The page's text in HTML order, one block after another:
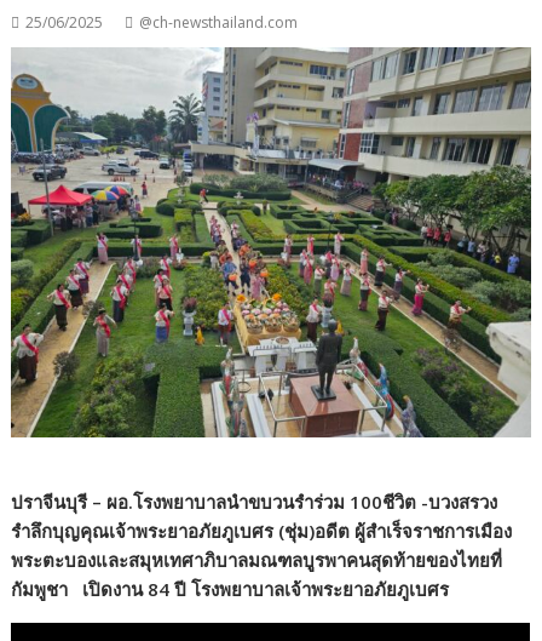
25/06/2025 @ch-newsthailand.com
ปราจีนบุรี – ผอ.โรงพยาบาลนำขบวนรำร่วม 100ชีวิต -บวงสรวง
รำลึกบุญคุณเจ้าพระยาอภัยภูเบศร (ชุ่ม)อดีต ผู้สำเร็จราชการเมือง
พระตะบองและสมุหเทศาภิบาลมณฑลบูรพาคนสุดท้ายของไทยที่
กัมพูชา เปิดงาน 84 ปี โรงพยาบาลเจ้าพระยาอภัยภูเบศร